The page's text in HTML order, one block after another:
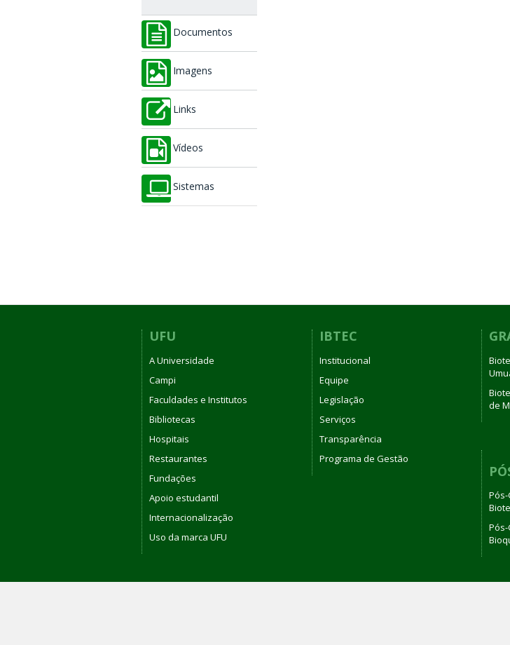
Documentos
Imagens
Links
Vídeos
Sistemas
UFU
A Universidade
Campi
Faculdades e Institutos
Bibliotecas
Hospitais
Restaurantes
Fundações
Apoio estudantil
Internacionalização
Uso da marca UFU
IBTEC
Institucional
Equipe
Legislação
Serviços
Transparência
Programa de Gestão
de